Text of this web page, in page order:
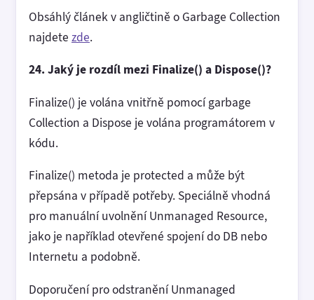
Obsáhlý článek v angličtině o Garbage Collection
najdete zde.
24. Jaký je rozdíl mezi Finalize() a Dispose()?
Finalize() je volána vnitřně pomocí garbage
Collection a Dispose je volána programátorem v
kódu.
Finalize() metoda je protected a může být
přepsána v případě potřeby. Speciálně vhodná
pro manuální uvolnění Unmanaged Resource,
jako je například otevřené spojení do DB nebo
Internetu a podobně.
Doporučení pro odstranění Unmanaged